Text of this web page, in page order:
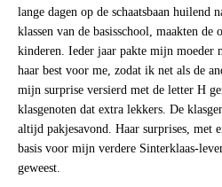
lange dagen op de schaatsbaan
klassen van de basisschool, maakten
kinderen. Ieder jaar pakte mijn moeder
haar best voor me, zodat ik net als de
mijn surprise versierd met de letter H
klasgenoten dat extra lekkers. De
altijd pakjesavond. Haar surprises, met
basis voor mijn verdere Sinterklaas-
geweest.